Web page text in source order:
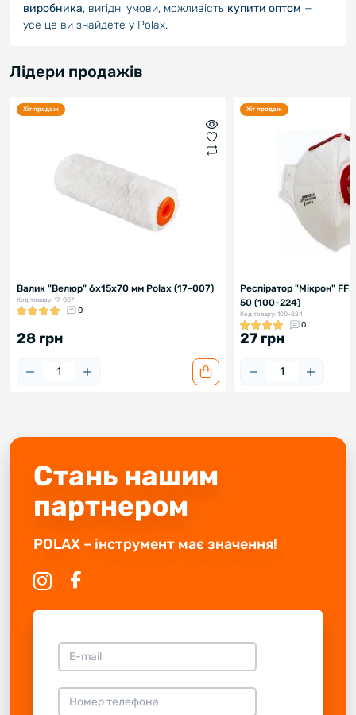
виробника, вигідні умови, можливість купити оптом —
усе це ви знайдете у Polax.
Лідери продажів
Хіт продаж
Валик "Велюр" 6х15х70 мм Polax (17-007)
Код товару: 17-007
0
28 грн
Хіт продаж
Респіратор "Мікрон"
50 (100-224)
Код товару: 100-224
0
27 грн
Стань нашим
партнером
POLAX – інструмент має значення!